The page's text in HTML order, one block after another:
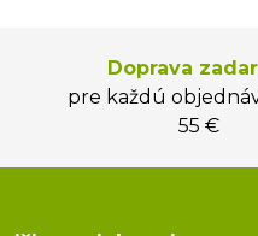
Doprava
pre každú
55 €